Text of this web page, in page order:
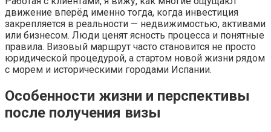
движение вперёд именно тогда, когда инвестиция
закрепляется в реальности — недвижимостью, активами
или бизнесом. Люди ценят ясность процесса и понятные
правила. Визовый маршрут часто становится не просто
юридической процедурой, а стартом новой жизни рядом
с морем и историческими городами Испании.
Особенности жизни и перспективы
после получения визы